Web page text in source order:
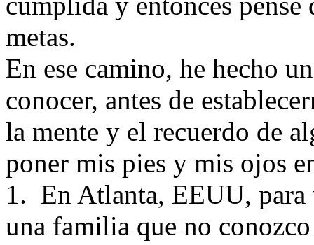
metas.
En ese camino, he hecho
conocer, antes de
la mente y el recuerdo de
poner mis pies y mis ojos
1. En Atlanta, EEUU,
una familia que no